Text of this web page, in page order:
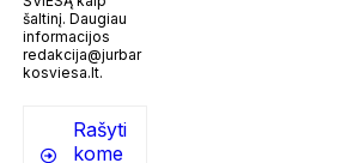
šaltinį. Daugiau
informacijos
redakcija@jurbar
kosviesa.lt.
Rašyti
kome